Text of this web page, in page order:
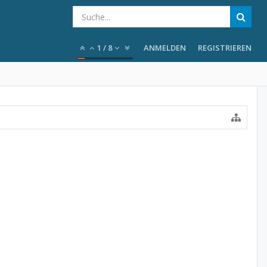
1 / 8 ANMELDEN REGISTRIEREN